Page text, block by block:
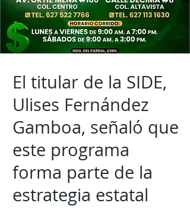
El titular de la SIDE,
Ulises Fernández
Gamboa, señaló que
este programa
forma parte de la
estrategia estatal